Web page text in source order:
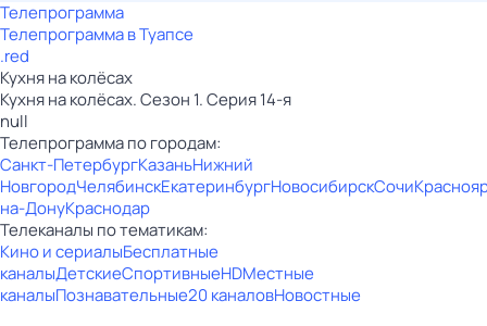
Телепрограмма
Телепрограмма в Туапсе
.red
Кухня на колёсах
Кухня на колёсах. Сезон 1. Серия 14-я
null
Телепрограмма по городам:
Санкт-ПетербургКазаньНижний
НовгородЧелябинскЕкатеринбургНовосибирскСочи
на-ДонуКраснодар
Телеканалы по тематикам:
Кино и сериалыБесплатные
каналыДетскиеСпортивныеHDМестные
каналыПознавательные20 каналовНовостные